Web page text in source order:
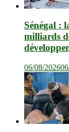
Sénégal :
milliards
06/08/2026